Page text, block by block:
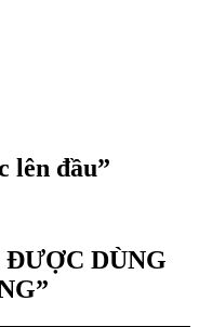
lên đầu”
DÙNG